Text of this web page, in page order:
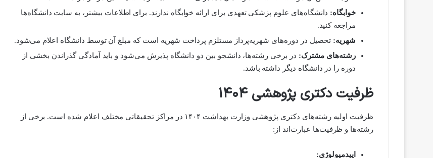
خوابگاه: دانشگاه‌های علوم پزشکی تعهدی برای ارائه خوابگاه ندارند. برای اطلاعات بیشتر، به سایت دانشگاه‌ها
مراجعه کنید.
شهریه: تحصیل در دوره‌های شهریه‌پرداز مستلزم پرداخت شهریه است که مبلغ آن توسط دانشگاه اعلام می‌شود.
رشته‌های مشترک: در برخی رشته‌ها، دانشجو بین دو دانشگاه پذیرش می‌شود و باید آمادگی گذراندن بخشی از
دوره را در دانشگاه دیگر داشته باشد.
ظرفیت دکتری پژوهشی ۱۴۰۴
ظرفیت اولیه رشته‌های دکتری پژوهشی وزارت بهداشت ۱۴۰۴ در مراکز تحقیقاتی مختلف اعلام شده است. برخی از
رشته‌ها و ظرفیت‌ها عبارت‌اند از:
اپیدمیولوژی: